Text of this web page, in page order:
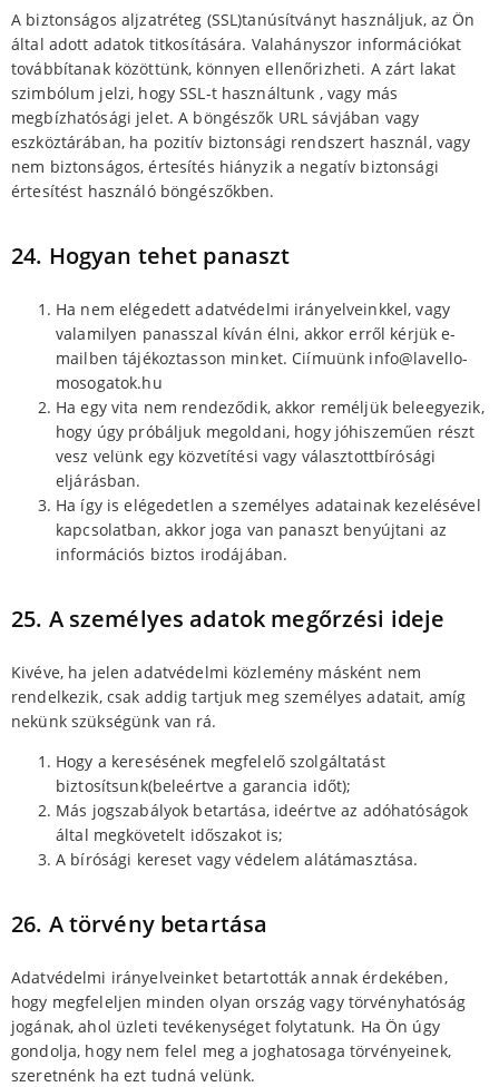
A biztonságos aljzatréteg (SSL)tanúsítványt használjuk, az Ön
által adott adatok titkosítására. Valahányszor információkat
továbbítanak közöttünk, könnyen ellenőrizheti. A zárt lakat
szimbólum jelzi, hogy SSL-t használtunk , vagy más
megbízhatósági jelet. A böngészők URL sávjában vagy
eszköztárában, ha pozitív biztonsági rendszert használ, vagy
nem biztonságos, értesítés hiányzik a negatív biztonsági
értesítést használó böngészőkben.
24. Hogyan tehet panaszt
Ha nem elégedett adatvédelmi irányelveinkkel, vagy
valamilyen panasszal kíván élni, akkor erről kérjük e-
mailben tájékoztasson minket. Ciímuünk info@lavello-
mosogatok.hu
Ha egy vita nem rendeződik, akkor reméljük beleegyezik,
hogy úgy próbáljuk megoldani, hogy jóhiszeműen részt
vesz velünk egy közvetítési vagy választottbírósági
eljárásban.
Ha így is elégedetlen a személyes adatainak kezelésével
kapcsolatban, akkor joga van panaszt benyújtani az
információs biztos irodájában.
25. A személyes adatok megőrzési ideje
Kivéve, ha jelen adatvédelmi közlemény másként nem
rendelkezik, csak addig tartjuk meg személyes adatait, amíg
nekünk szükségünk van rá.
Hogy a keresésének megfelelő szolgáltatást
biztosítsunk(beleértve a garancia időt);
Más jogszabályok betartása, ideértve az adóhatóságok
által megkövetelt időszakot is;
A bírósági kereset vagy védelem alátámasztása.
26. A törvény betartása
Adatvédelmi irányelveinket betartották annak érdekében,
hogy megfeleljen minden olyan ország vagy törvényhatóság
jogának, ahol üzleti tevékenységet folytatunk. Ha Ön úgy
gondolja, hogy nem felel meg a joghatosaga törvényeinek,
szeretnénk ha ezt tudná velünk.